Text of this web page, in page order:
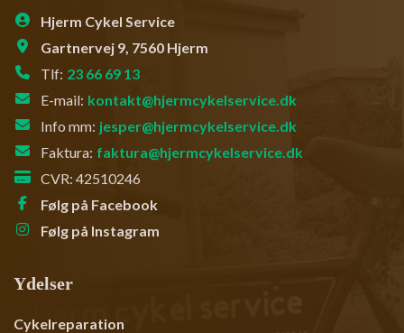
Hjerm Cykel Service
Gartnervej 9, 7560 Hjerm
Tlf: 23 66 69 13
E-mail: kontakt@hjermcykelservice.dk
Info mm: jesper@hjermcykelservice.dk
Faktura: faktura@hjermcykelservice.dk
CVR: 42510246
Følg på Facebook
Følg på Instagram
Ydelser
Primær
Cykelreparation